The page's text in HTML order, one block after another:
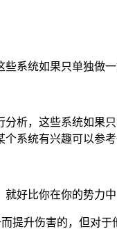
系统如果只单独做
析，这些系统如果
系统有兴趣可以参考
好比你在你的势力
提升伤害的，但对